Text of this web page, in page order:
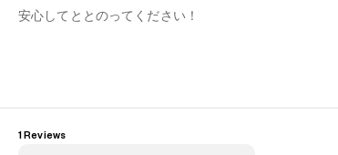
安心してととのってください！
1 Reviews